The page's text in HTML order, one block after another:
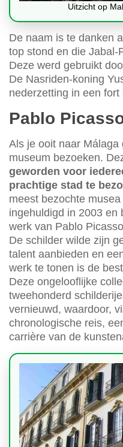
Uitzicht op
De naam is te danken
top stond en die Jabal-
Deze werd gebruikt
De Nasriden-koning
nederzetting in een fort
Pablo
Als je ooit naar
museum bezoeken.
geworden voor
prachtige stad te
meest bezochte
ingehuldigd in 2003 en
werk van Pablo
De schilder wilde zijn
talent aanbieden en
werk te tonen is de
Deze ongelooflijke
tweehonderd
vernieuwd, waardoor,
chronologische reis,
carrière van de